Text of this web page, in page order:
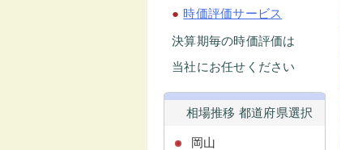
● 時価評価サービス
決算期毎の時価評価は
当社にお任せください
相場推移 都道府県選択
岡山